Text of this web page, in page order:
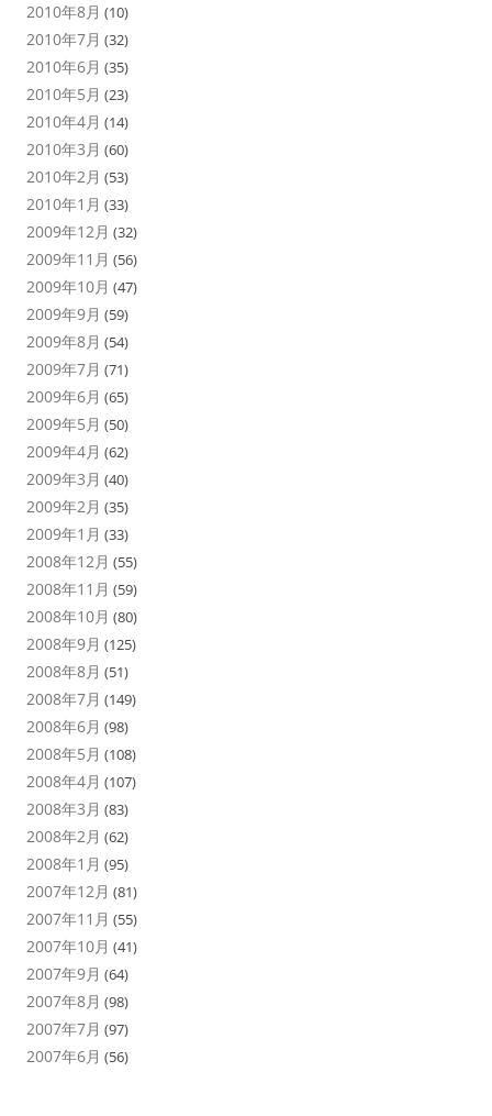
2010年8月 (10)
2010年7月 (32)
2010年6月 (35)
2010年5月 (23)
2010年4月 (14)
2010年3月 (60)
2010年2月 (53)
2010年1月 (33)
2009年12月 (32)
2009年11月 (56)
2009年10月 (47)
2009年9月 (59)
2009年8月 (54)
2009年7月 (71)
2009年6月 (65)
2009年5月 (50)
2009年4月 (62)
2009年3月 (40)
2009年2月 (35)
2009年1月 (33)
2008年12月 (55)
2008年11月 (59)
2008年10月 (80)
2008年9月 (125)
2008年8月 (51)
2008年7月 (149)
2008年6月 (98)
2008年5月 (108)
2008年4月 (107)
2008年3月 (83)
2008年2月 (62)
2008年1月 (95)
2007年12月 (81)
2007年11月 (55)
2007年10月 (41)
2007年9月 (64)
2007年8月 (98)
2007年7月 (97)
2007年6月 (56)